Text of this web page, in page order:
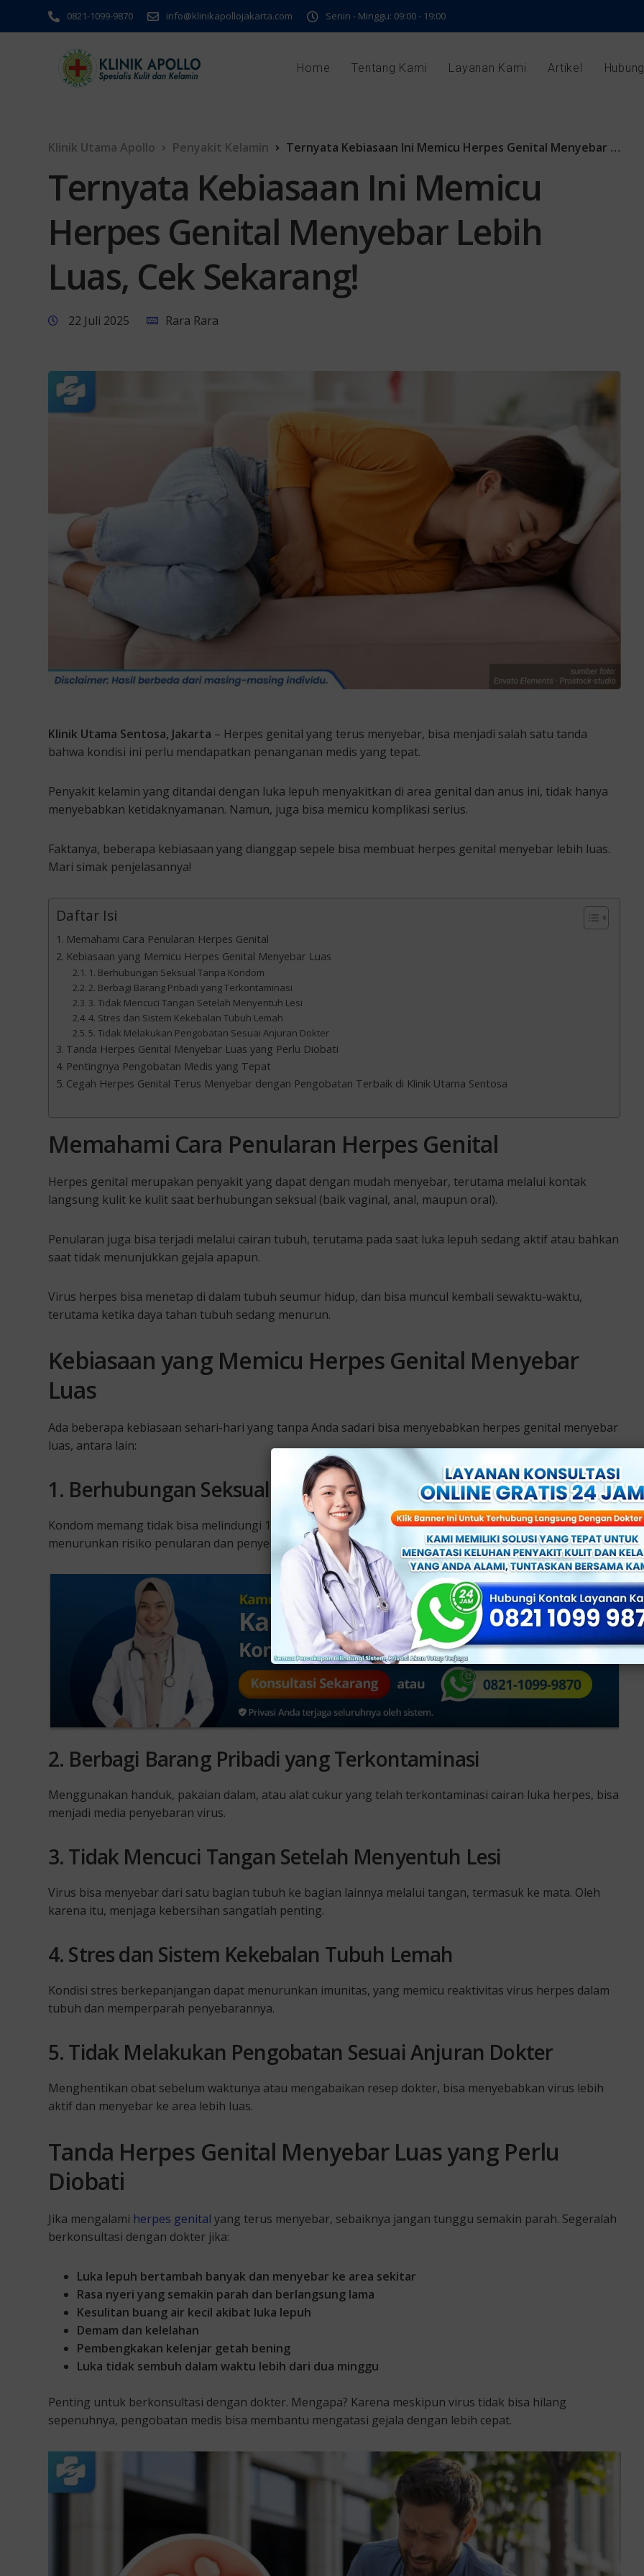
0821-1099-9870 info@klinikapollojakarta.com Senin - Minggu: 09:00 - 19:00
Home Tentang Kami Layanan Kami Artikel
Klinik Utama Apollo Penyakit Kelamin Ternyata Kebiasaan Ini Memicu Herpes Genital Menyebar Lebih Luas, Cek Sekarang!
Ternyata Kebiasaan Ini Memicu
Herpes Genital Menyebar Lebih
Luas, Cek Sekarang!
22 Juli 2025 Rara Rara
Klinik Utama Sentosa, Jakarta – Herpes genital yang terus menyebar, bisa menjadi salah satu tanda
bahwa kondisi ini perlu mendapatkan penanganan medis yang tepat.
Penyakit kelamin yang ditandai dengan luka lepuh menyakitkan di area genital dan anus ini, tidak hanya
menyebabkan ketidaknyamanan. Namun, juga bisa memicu komplikasi serius.
Faktanya, beberapa kebiasaan yang dianggap sepele bisa membuat herpes genital menyebar lebih luas.
Mari simak penjelasannya!
Daftar Isi
Memahami Cara Penularan Herpes Genital
Kebiasaan yang Memicu Herpes Genital Menyebar Luas
1. Berhubungan Seksual Tanpa Kondom
2. Berbagi Barang Pribadi yang Terkontaminasi
3. Tidak Mencuci Tangan Setelah Menyentuh Lesi
4. Stres dan Sistem Kekebalan Tubuh Lemah
5. Tidak Melakukan Pengobatan Sesuai Anjuran Dokter
Tanda Herpes Genital Menyebar Luas yang Perlu Diobati
Pentingnya Pengobatan Medis yang Tepat
Cegah Herpes Genital Terus Menyebar dengan Pengobatan Terbaik di Klinik Utama Sentosa
Memahami Cara Penularan Herpes Genital
Herpes genital merupakan penyakit yang dapat dengan mudah menyebar, terutama melalui kontak
langsung kulit ke kulit saat berhubungan seksual (baik vaginal, anal, maupun oral).
Penularan juga bisa terjadi melalui cairan tubuh, terutama pada saat luka lepuh sedang aktif atau bahkan
saat tidak menunjukkan gejala apapun.
Virus herpes bisa menetap di dalam tubuh seumur hidup, dan bisa muncul kembali sewaktu-waktu,
terutama ketika daya tahan tubuh sedang menurun.
Kebiasaan yang Memicu Herpes Genital Menyebar
Luas
Ada beberapa kebiasaan sehari-hari yang tanpa Anda sadari bisa menyebabkan herpes genital menyebar
luas, antara lain:
1. Berhubungan Seksual Tanpa Kondom
Kondom memang tidak bisa melindungi 100% dari herpes, tapi penggunaannya secara konsisten bisa
menurunkan risiko penularan dan penyebaran virus.
2. Berbagi Barang Pribadi yang Terkontaminasi
Menggunakan handuk, pakaian dalam, atau alat cukur yang telah terkontaminasi cairan luka herpes, bisa
menjadi media penyebaran virus.
3. Tidak Mencuci Tangan Setelah Menyentuh Lesi
Virus bisa menyebar dari satu bagian tubuh ke bagian lainnya melalui tangan, termasuk ke mata. Oleh
karena itu, menjaga kebersihan sangatlah penting.
4. Stres dan Sistem Kekebalan Tubuh Lemah
Kondisi stres berkepanjangan dapat menurunkan imunitas, yang memicu reaktivitas virus herpes dalam
tubuh dan memperparah penyebarannya.
5. Tidak Melakukan Pengobatan Sesuai Anjuran Dokter
Menghentikan obat sebelum waktunya atau mengabaikan resep dokter, bisa menyebabkan virus lebih
aktif dan menyebar ke area lebih luas.
Tanda Herpes Genital Menyebar Luas yang Perlu
Diobati
Jika mengalami herpes genital yang terus menyebar, sebaiknya jangan tunggu semakin parah. Segeralah
berkonsultasi dengan dokter jika:
Luka lepuh bertambah banyak dan menyebar ke area sekitar
Rasa nyeri yang semakin parah dan berlangsung lama
Kesulitan buang air kecil akibat luka lepuh
Demam dan kelelahan
Pembengkakan kelenjar getah bening
Luka tidak sembuh dalam waktu lebih dari dua minggu
Penting untuk berkonsultasi dengan dokter. Mengapa? Karena meskipun virus tidak bisa hilang
sepenuhnya, pengobatan medis bisa membantu mengatasi gejala dengan lebih cepat.